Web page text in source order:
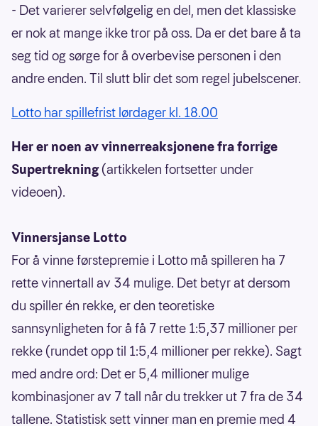
- Det varierer selvfølgelig en del, men det klassiske
er nok at mange ikke tror på oss. Da er det bare å ta
seg tid og sørge for å overbevise personen i den
andre enden. Til slutt blir det som regel jubelscener.
Lotto har spillefrist lørdager kl. 18.00
Her er noen av vinnerreaksjonene fra forrige
Supertrekning(artikkelen fortsetter under
videoen).
Vinnersjanse Lotto
For å vinne førstepremie i Lotto må spilleren ha 7
rette vinnertall av 34 mulige. Det betyr at dersom
du spiller én rekke, er den teoretiske
sannsynligheten for å få 7 rette 1:5,37 millioner per
rekke (rundet opp til 1:5,4 millioner per rekke). Sagt
med andre ord: Det er 5,4 millioner mulige
kombinasjoner av 7 tall når du trekker ut 7 fra de 34
tallene. Statistisk sett vinner man en premie med 4